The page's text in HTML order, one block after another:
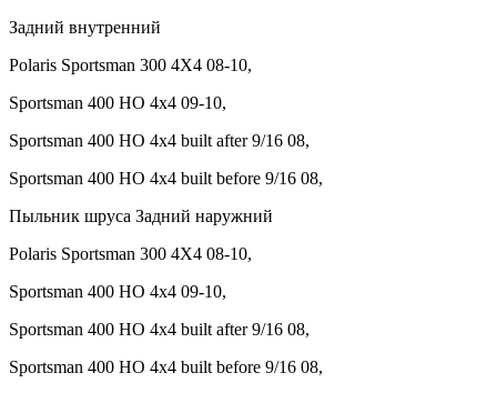
Задний внутренний
Polaris Sportsman 300 4X4 08-10,
Sportsman 400 HO 4x4 09-10,
Sportsman 400 HO 4x4 built after 9/16 08,
Sportsman 400 HO 4x4 built before 9/16 08,
Пыльник шруса Задний наружний
Polaris Sportsman 300 4X4 08-10,
Sportsman 400 HO 4x4 09-10,
Sportsman 400 HO 4x4 built after 9/16 08,
Sportsman 400 HO 4x4 built before 9/16 08,